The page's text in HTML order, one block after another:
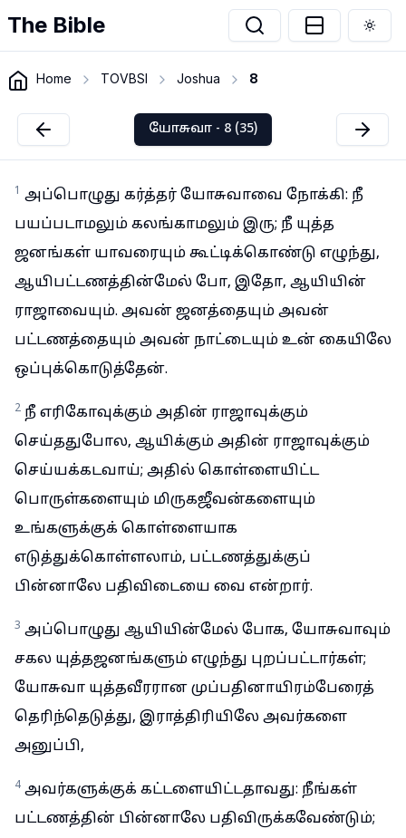
The Bible
Home TOVBSI Joshua 8
யோசுவா - 8 (35)
1 அப்பொழுது கர்த்தர் யோசுவாவை நோக்கி: நீ
பயப்படாமலும் கலங்காமலும் இரு; நீ யுத்த
ஜனங்கள் யாவரையும் கூட்டிக்கொண்டு எழுந்து,
ஆயிபட்டணத்தின்மேல் போ, இதோ, ஆயியின்
ராஜாவையும். அவன் ஜனத்தையும் அவன்
பட்டணத்தையும் அவன் நாட்டையும் உன் கையிலே
ஒப்புக்கொடுத்தேன்.
2 நீ எரிகோவுக்கும் அதின் ராஜாவுக்கும்
செய்ததுபோல, ஆயிக்கும் அதின் ராஜாவுக்கும்
செய்யக்கடவாய்; அதில் கொள்ளையிட்ட
பொருள்களையும் மிருகஜீவன்களையும்
உங்களுக்குக் கொள்ளையாக
எடுத்துக்கொள்ளலாம், பட்டணத்துக்குப்
பின்னாலே பதிவிடையை வை என்றார்.
3 அப்பொழுது ஆயியின்மேல் போக, யோசுவாவும்
சகல யுத்தஜனங்களும் எழுந்து புறப்பட்டார்கள்;
யோசுவா யுத்தவீரரான முப்பதினாயிரம்பேரைத்
தெரிந்தெடுத்து, இராத்திரியிலே அவர்களை
அனுப்பி,
4 அவர்களுக்குக் கட்டளையிட்டதாவது: நீங்கள்
பட்டணத்தின் பின்னாலே பதிவிருக்கவேண்டும்;